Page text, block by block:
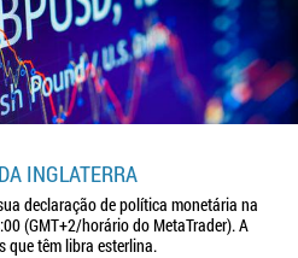
INGLATERRA
declaração de política monetária na
(GMT+2/horário do MetaTrader). A
que têm libra esterlina.